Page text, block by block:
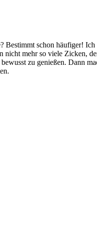
schon häufiger!
mehr so viele Zicken,
zu genießen. Dann